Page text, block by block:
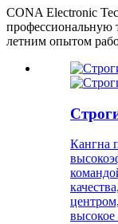
CONA Electronic
профессиональную
летним опытом
Кангна